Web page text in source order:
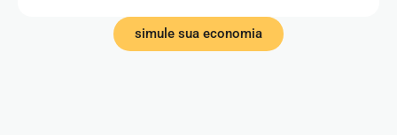
simule sua economia